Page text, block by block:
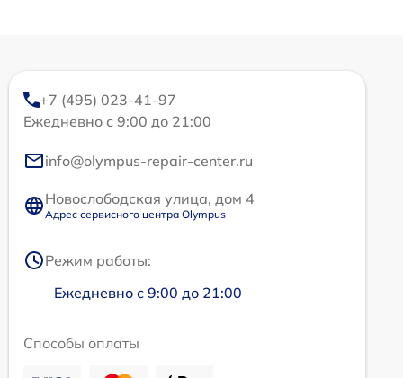
+7 (495) 023-41-97
Ежедневно с 9:00 до 21:00
info@olympus-repair-center.ru
Новослободская улица, дом 4
Адрес сервисного центра Olympus
Режим работы:
Ежедневно с 9:00 до 21:00
Способы оплаты